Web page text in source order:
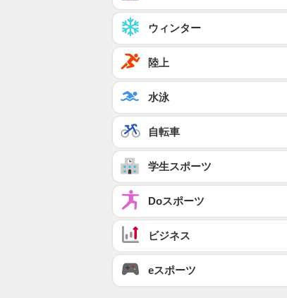
ウィンター
陸上
水泳
自転車
学生スポーツ
Doスポーツ
ビジネス
eスポーツ